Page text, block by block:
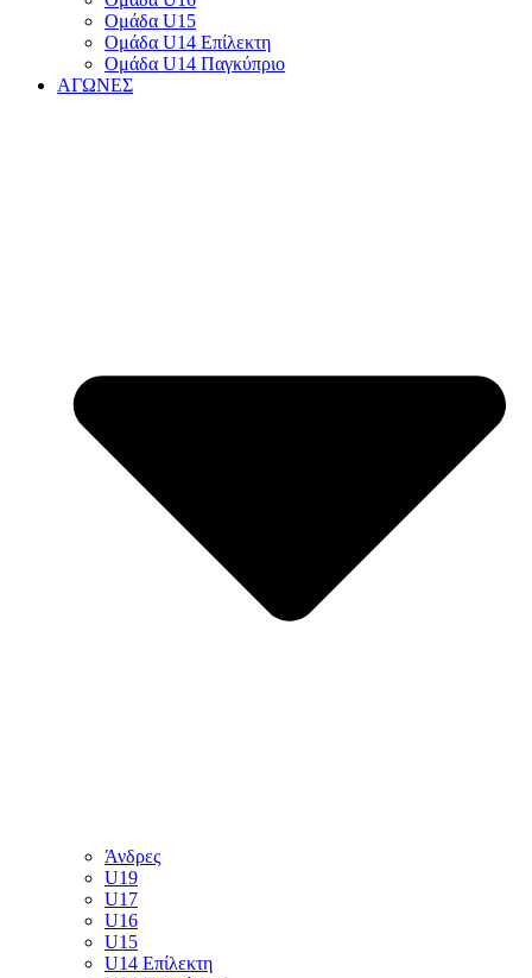
Ομάδα U15
Ομάδα U14 Επίλεκτη
Ομάδα U14 Παγκύπριο
ΑΓΩΝΕΣ
Άνδρες
U19
U17
U16
U15
U14 Επίλεκτη